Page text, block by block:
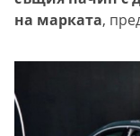
на марката,